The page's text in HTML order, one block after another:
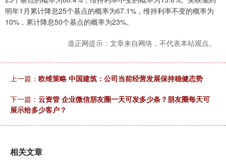
明年1月累计降息25个基点的概率为67.1%，维持利率不变的概率为
10%，累计降息50个基点的概率为23%。
道正网提示：文章来自网络，不代表本站观点。
上一篇： 欧维策略 中国建筑：公司当前经营发展保持稳健态势
下一篇： 云资管 企业微信朋友圈一天可发多少条？朋友圈每天可
展示给多少客户？
相关文章